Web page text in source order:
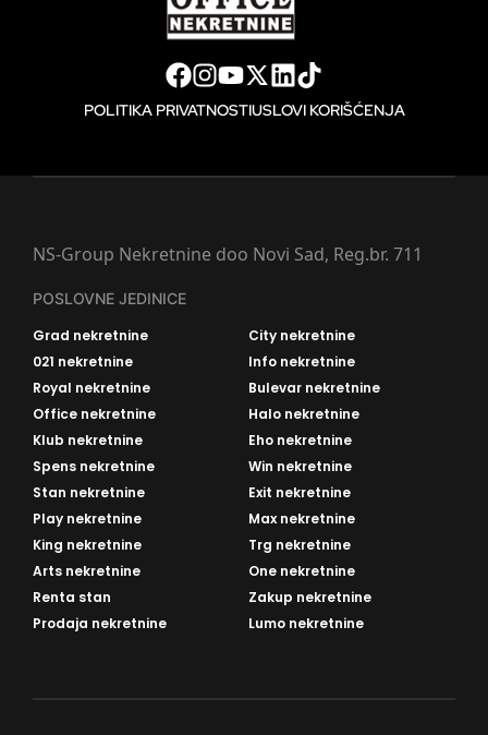
POLITIKA PRIVATNOSTIUSLOVI KORIŠĆENJA
NS-Group Nekretnine doo Novi Sad, Reg.br. 711
POSLOVNE JEDINICE
Grad nekretnine
City nekretnine
021 nekretnine
Info nekretnine
Royal nekretnine
Bulevar nekretnine
Office nekretnine
Halo nekretnine
Klub nekretnine
Eho nekretnine
Spens nekretnine
Win nekretnine
Stan nekretnine
Exit nekretnine
Play nekretnine
Max nekretnine
King nekretnine
Trg nekretnine
Arts nekretnine
One nekretnine
Renta stan
Zakup nekretnine
Prodaja nekretnine
Lumo nekretnine